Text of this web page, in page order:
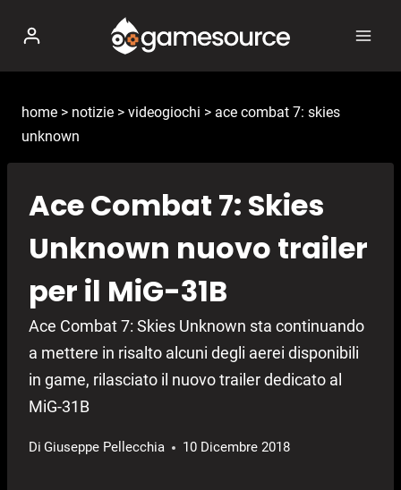
contenuto
home > notizie > videogiochi > ace combat 7: skies
unknown
Ace Combat 7: Skies
Unknown nuovo trailer
per il MiG-31B
Ace Combat 7: Skies Unknown sta continuando
a mettere in risalto alcuni degli aerei disponibili
in game, rilasciato il nuovo trailer dedicato al
MiG-31B
Di Giuseppe Pellecchia 10 Dicembre 2018